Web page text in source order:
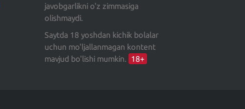
javobgarlikni o'z zimmasiga
olishmaydi.
Saytda 18 yoshdan kichik bolalar
uchun mo'ljallanmagan kontent
mavjud bo'lishi mumkin.
18+